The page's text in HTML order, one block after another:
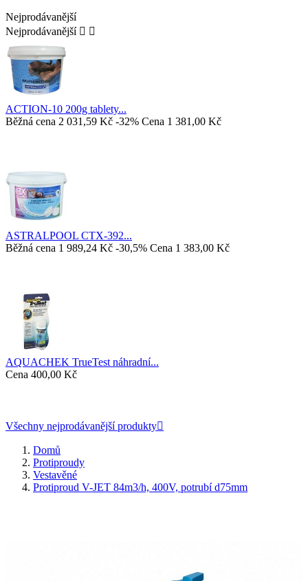
Nejprodávanější
Nejprodávanější  
ACTION-10 200g tablety...
Běžná cena 2 031,59 Kč -32% Cena 1 381,00 Kč
ASTRALPOOL CTX-392...
Běžná cena 1 989,24 Kč -30,5% Cena 1 383,00 Kč
AQUACHEK TrueTest náhradní...
Cena 400,00 Kč
Všechny nejprodávanější produkty
Domů
Protiproudy
Vestavěné
Protiproud V-JET 84m3/h, 400V, potrubí d75mm